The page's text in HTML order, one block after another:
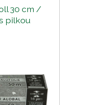
30 cm /
pilkou